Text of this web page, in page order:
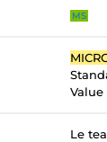
MS
Value
Le